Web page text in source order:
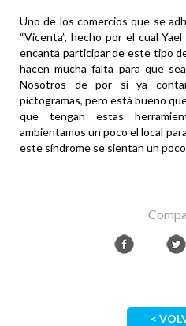
Uno de los comercios que se
“Vicenta”, hecho por el cual
encanta participar de este tipo
hacen mucha falta para que
Nosotros de por sí ya
pictogramas, pero está bueno
que tengan estas
ambientamos un poco el local
este síndrome se sientan un poco
<